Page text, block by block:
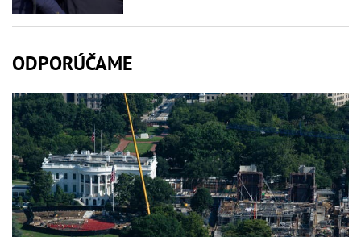
ODPORÚČAME